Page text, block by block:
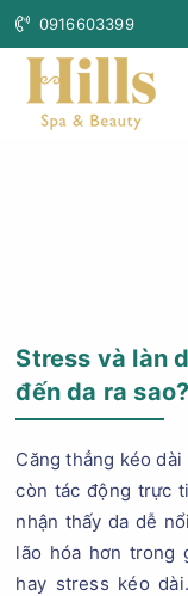
0916603399
Stress và làn
đến da ra sao?
Căng thẳng kéo
còn tác động trực
nhận thấy da dễ
lão hóa hơn trong
hay stress kéo